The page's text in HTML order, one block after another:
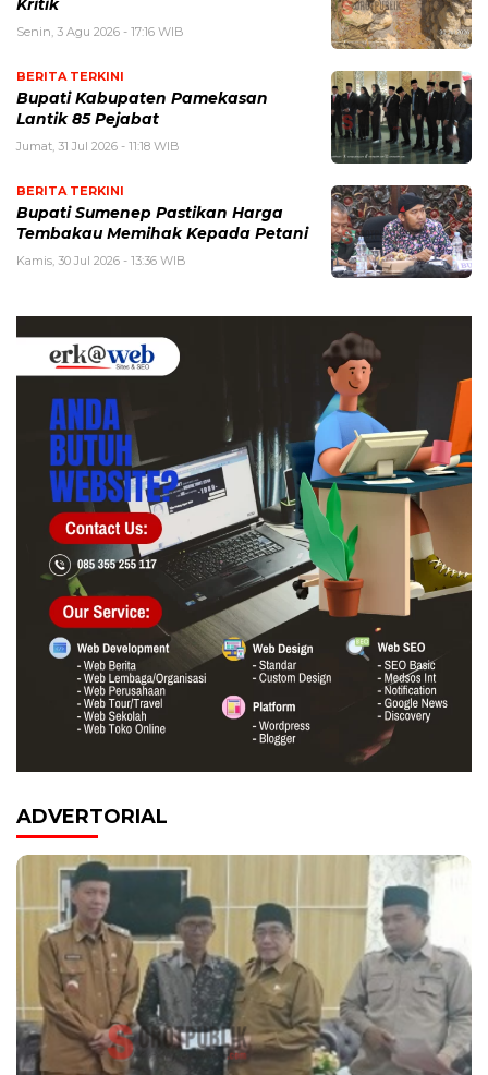
Kritik
Senin, 3 Agu 2026 - 17:16 WIB
BERITA TERKINI
Bupati Kabupaten Pamekasan
Lantik 85 Pejabat
Jumat, 31 Jul 2026 - 11:18 WIB
BERITA TERKINI
Bupati Sumenep Pastikan Harga
Tembakau Memihak Kepada Petani
Kamis, 30 Jul 2026 - 13:36 WIB
ADVERTORIAL